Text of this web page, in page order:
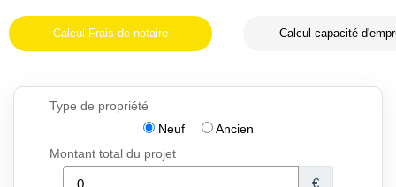
Calcul Frais de notaire Calcul capacité